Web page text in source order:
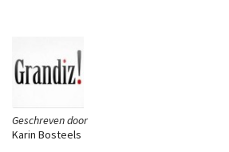
Geschreven door
Karin Bosteels